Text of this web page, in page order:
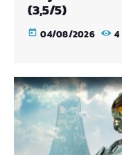
(3,5/5)
today 04/08/2026 4